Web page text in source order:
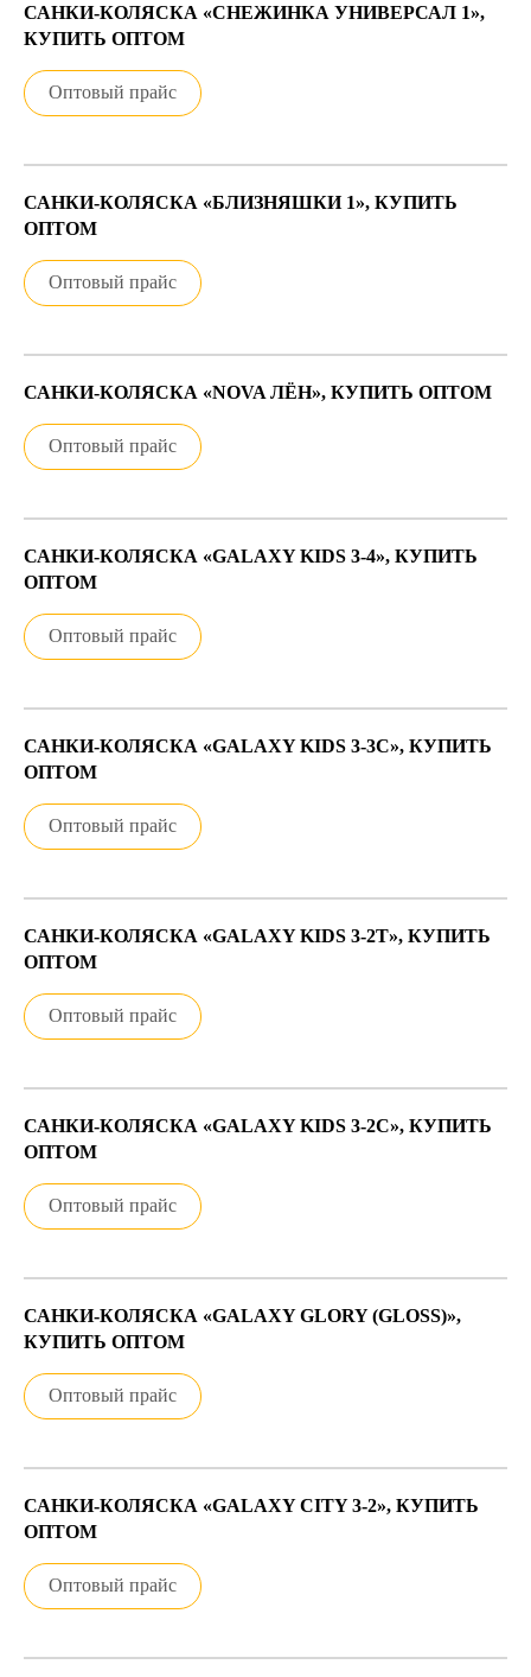
САНКИ-КОЛЯСКА «СНЕЖИНКА УНИВЕРСАЛ 1»,
КУПИТЬ ОПТОМ
Оптовый прайс
САНКИ-КОЛЯСКА «БЛИЗНЯШКИ 1», КУПИТЬ
ОПТОМ
Оптовый прайс
САНКИ-КОЛЯСКА «NOVA ЛЁН», КУПИТЬ ОПТОМ
Оптовый прайс
САНКИ-КОЛЯСКА «GALAXY KIDS 3-4», КУПИТЬ
ОПТОМ
Оптовый прайс
САНКИ-КОЛЯСКА «GALAXY KIDS 3-3С», КУПИТЬ
ОПТОМ
Оптовый прайс
САНКИ-КОЛЯСКА «GALAXY KIDS 3-2Т», КУПИТЬ
ОПТОМ
Оптовый прайс
САНКИ-КОЛЯСКА «GALAXY KIDS 3-2С», КУПИТЬ
ОПТОМ
Оптовый прайс
САНКИ-КОЛЯСКА «GALAXY GLORY (GLOSS)»,
КУПИТЬ ОПТОМ
Оптовый прайс
САНКИ-КОЛЯСКА «GALAXY CITY 3-2», КУПИТЬ
ОПТОМ
Оптовый прайс